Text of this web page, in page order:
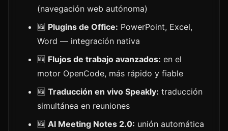
(navegación web autónoma)
🆕 Plugins de Office: PowerPoint, Excel,
Word — integración nativa
🆕 Flujos de trabajo avanzados: en el
motor OpenCode, más rápido y fiable
🆕 Traducción en vivo Speakly: traducción
simultánea en reuniones
🆕 AI Meeting Notes 2.0: unión automática